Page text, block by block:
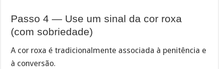
Passo 4 — Use um sinal da cor roxa
(com sobriedade)
A cor roxa é tradicionalmente associada à penitência e
à conversão.